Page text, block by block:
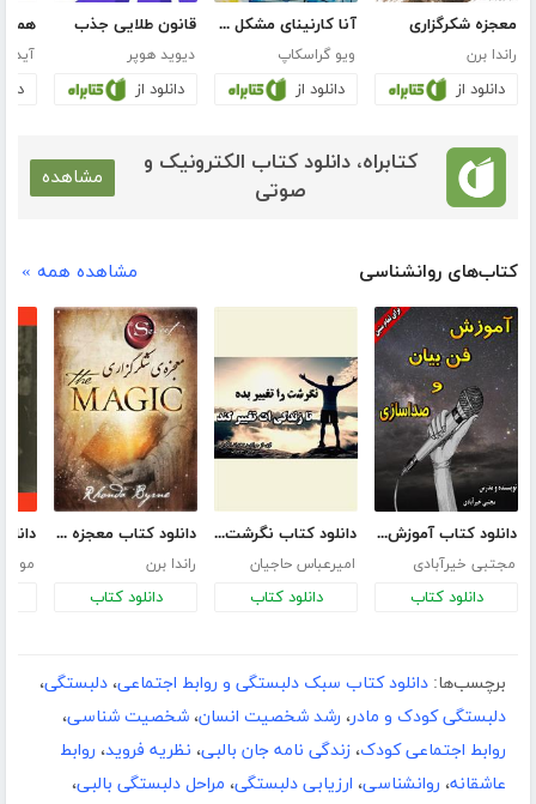
معجزه شکرگزاری
راندا برن
دانلود از
آنا کارنینای مشکل گشا
ویو گراسکاپ
دانلود از
قانون طلایی جذب
دیوید هوپر
دانلود از
آیدل
کتابراه، دانلود کتاب الکترونیک و
صوتی
مشاهده
کتاب‌های روانشناسی مشاهده همه »
دانلود کتاب آموزش فن بیان و صداسازی
مجتبی خیرآبادی
دانلود کتاب
دانلود کتاب نگرشت را تغییر بده تا زندگی‌ات تغییر کند
امیرعباس حاجیان
دانلود کتاب
دانلود کتاب معجزه شکرگزاری (جادو)
راندا برن
دانلود کتاب
برچسب‌ها: دانلود کتاب سبک دلبستگی و روابط اجتماعی، دلبستگی،
دلبستگی کودک و مادر، رشد شخصیت انسان، شخصیت شناسی،
روابط اجتماعی کودک، زندگی‌ نامه جان بالبی، نظریه فروید، روابط
عاشقانه، روانشناسی، ارزیابی دلبستگی، مراحل دلبستگی بالبی،